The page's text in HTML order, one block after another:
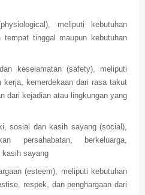
meliputi kebutuhan
tinggal maupun kebutuhan
keselamatan (safety), meliputi
kerja, kemerdekaan dari rasa takut
dari kejadian atau lingkungan yang
sosial dan kasih sayang (social),
persahabatan, berkeluarga,
kasih sayang
(esteem), meliputi kebutuhan
respek, dan penghargaan dari